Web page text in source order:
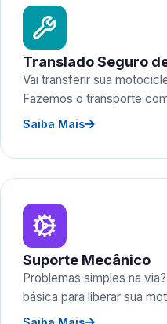
Translado Seguro
Vai transferir sua
Fazemos o transporte
Saiba Mais
Suporte Mecânico
Problemas simples na
básica para liberar sua